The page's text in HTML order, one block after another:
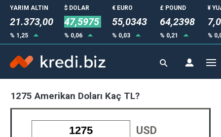
YARIM ALTIN
21.373,00
% 1,25
$ DOLAR
47,5975
% 0,06
€ EURO
55,0343
% 0,03
£ POUND
64,2398
% 0,21
¥
%
1275 Amerikan Doları Kaç TL?
USD